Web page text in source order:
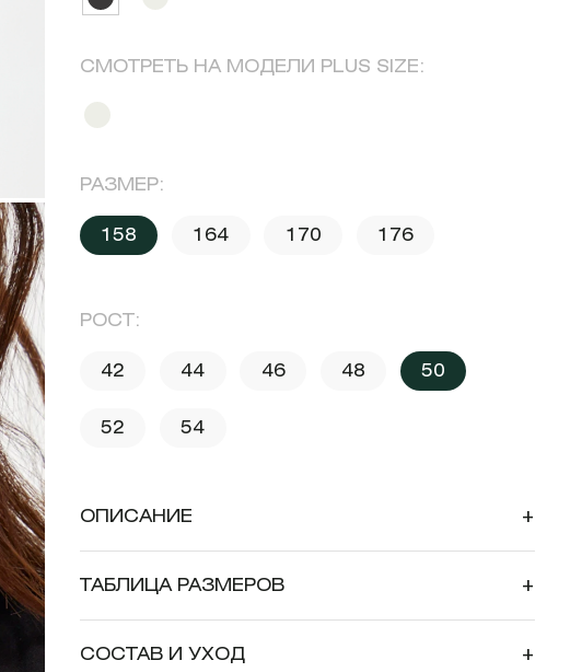
СМОТРЕТЬ НА МОДЕЛИ PLUS SIZE:
РАЗМЕР:
158 164 170 176
РОСТ:
42 44 46 48 50
52 54
ОПИСАНИЕ +
ТАБЛИЦА РАЗМЕРОВ +
СОСТАВ И УХОД +